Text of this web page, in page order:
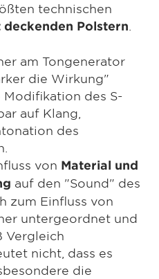
technischen
deckenden Polstern
am Tongenerator
die Wirkung"
Modifikation des S-
auf Klang,
des
von Material und
auf den "Sound" des
zum Einfluss von
untergeordnet und
Vergleich
nicht, dass es
die